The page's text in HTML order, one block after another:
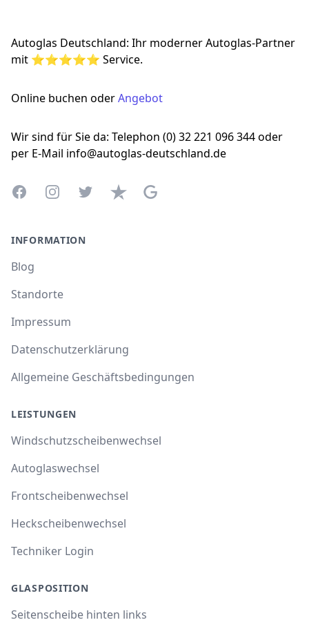
Autoglas Deutschland: Ihr moderner Autoglas-Partner
mit ⭐⭐⭐⭐⭐ Service.
Online buchen oderAngebot
Wir sind für Sie da: Telephon (0) 32 221 096 344 oder
per E-Mail info@autoglas-deutschland.de
FacebookInstagramTwitterTrustpilotGoogle Business Profile
INFORMATION
Blog
Standorte
Impressum
Datenschutzerklärung
Allgemeine Geschäftsbedingungen
LEISTUNGEN
Windschutzscheibenwechsel
Autoglaswechsel
Frontscheibenwechsel
Heckscheibenwechsel
Techniker Login
GLASPOSITION
Seitenscheibe hinten links